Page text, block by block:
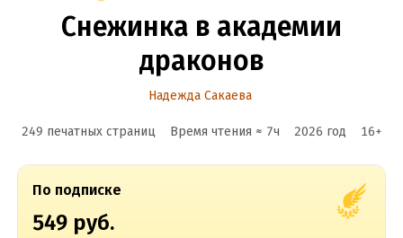
Снежинка в академии
драконов
Надежда Сакаева
249 печатных страниц Время чтения ≈ 7ч 2026 год 16+
По подписке
549 руб.